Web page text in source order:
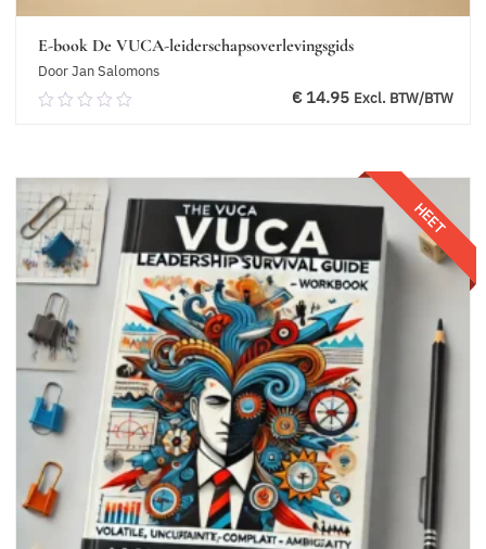
E-book De VUCA-leiderschapsoverlevingsgids
Door Jan Salomons
0.00
€14.95 Excl. BTW/BTW
Toevoegen aan winkelwagen
HEET